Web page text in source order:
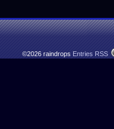
©2026 raindrops Entries RSS